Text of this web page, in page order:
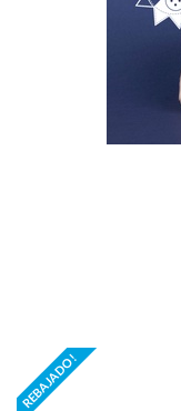
REBAJADO!